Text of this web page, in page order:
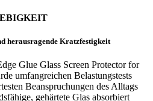
herausragende Kratzfestigkeit
Glue Glass Screen Protector for
umfangreichen Belastungstests
Beanspruchungen des Alltags
gehärtete Glas absorbiert